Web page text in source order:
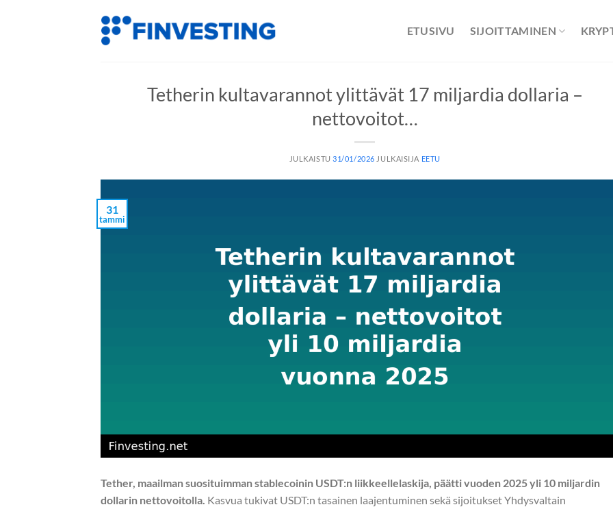
ETUSIVU SIJOITTAMINEN
Tetherin kultavarannot ylittävät 17 miljardia dollaria –
nettovoitot…
JULKAISTU31/01/2026 JULKAISIJA EETU
31
tammi
Tether, maailman suosituimman stablecoinin USDT:n liikkeellelaskija, päätti vuoden 2025 yli 10 miljardin
dollarin nettovoitolla. Kasvua tukivat USDT:n tasainen laajentuminen sekä sijoitukset Yhdysvaltain